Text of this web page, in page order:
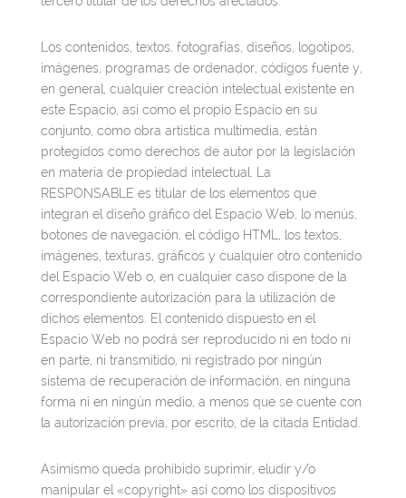
Los contenidos, textos, fotografías, diseños, logotipos,
imágenes, programas de ordenador, códigos fuente y,
en general, cualquier creación intelectual existente en
este Espacio, así como el propio Espacio en su
conjunto, como obra artística multimedia, están
protegidos como derechos de autor por la legislación
en materia de propiedad intelectual. La
RESPONSABLE es titular de los elementos que
integran el diseño gráfico del Espacio Web, lo menús,
botones de navegación, el código HTML, los textos,
imágenes, texturas, gráficos y cualquier otro contenido
del Espacio Web o, en cualquier caso dispone de la
correspondiente autorización para la utilización de
dichos elementos. El contenido dispuesto en el
Espacio Web no podrá ser reproducido ni en todo ni
en parte, ni transmitido, ni registrado por ningún
sistema de recuperación de información, en ninguna
forma ni en ningún medio, a menos que se cuente con
la autorización previa, por escrito, de la citada Entidad.
Asimismo queda prohibido suprimir, eludir y/o
manipular el «copyright» así como los dispositivos